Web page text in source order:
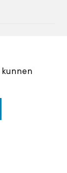
kunnen